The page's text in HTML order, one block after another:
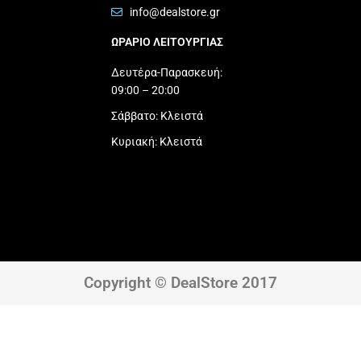
info@dealstore.gr
ΩΡΑΡΙΟ ΛΕΙΤΟΥΡΓΙΑΣ​
Δευτέρα-Παρασκευή:
09:00 – 20:00
Σάββατο: Κλειστά
Κυριακή: Κλειστά
Copyright © DealStore 2017